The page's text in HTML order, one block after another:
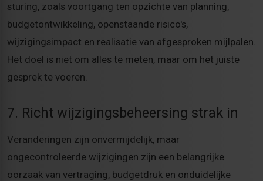
sturing, zoals voortgang ten opzichte van planning,
budgetontwikkeling, openstaande risico's,
wijzigingsimpact en realisatie van afgesproken mijlpalen.
Het doel is niet om alles te meten, maar om het juiste
gesprek te voeren.
7. Richt wijzigingsbeheersing strak in
Veranderingen zijn onvermijdelijk, maar
ongecontroleerde wijzigingen zijn een belangrijke
oorzaak van vertraging, budgetdruk en onduidelijke